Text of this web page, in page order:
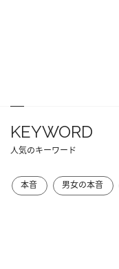
KEYWORD
人気のキーワード
本音 男女の本音